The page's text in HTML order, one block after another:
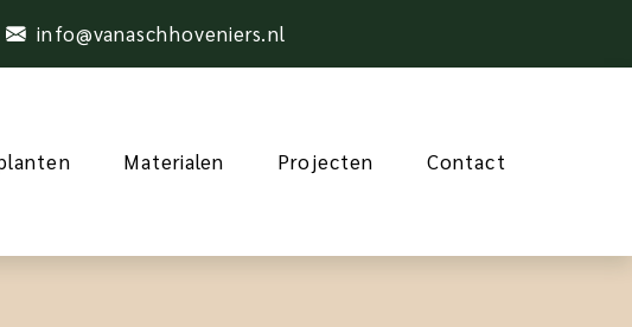
info@vanaschhoveniers.nl
Materialen Projecten Contact